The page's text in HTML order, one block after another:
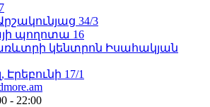
34/3
պողոտա 16
կենտրոն Իսահակյան
Էրեբունի 17/1
- 22:00